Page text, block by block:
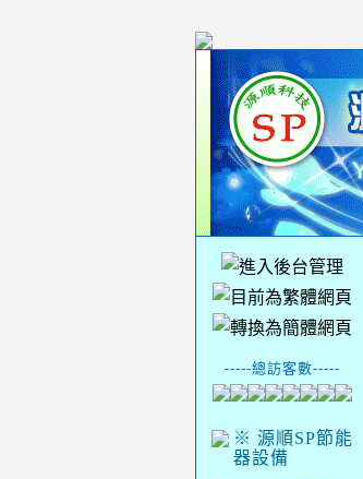
-----總訪客數-----
※ 源順SP節能
器設備